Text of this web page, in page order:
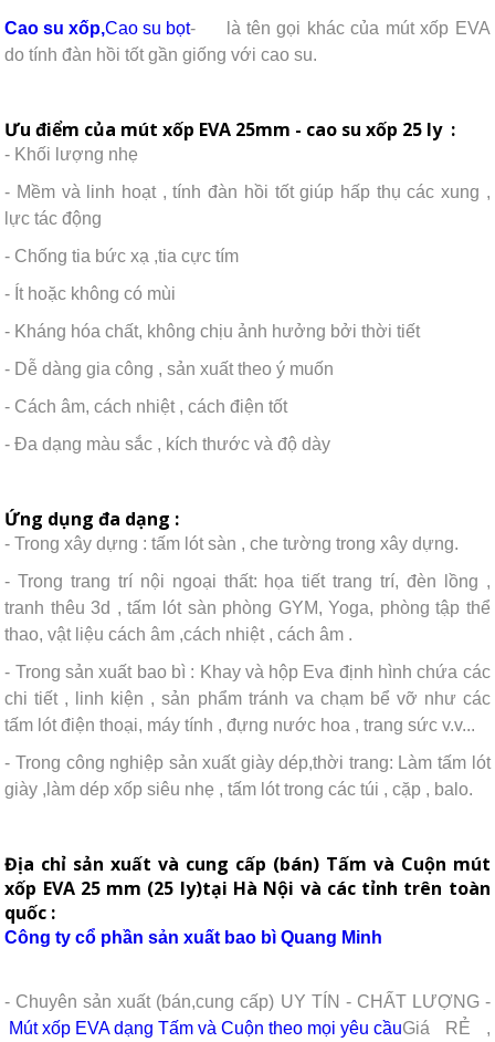
-
Cao su xốp,Cao su bọt
là tên gọi khác của mút xốp EVA
do tính đàn hồi tốt gần giống với cao su.
Ưu điểm của mút xốp EVA 25mm - cao su xốp 25 ly :
- Khối lượng nhẹ
- Mềm và linh hoạt , tính đàn hồi tốt giúp hấp thụ các xung ,
lực tác động
- Chống tia bức xạ ,tia cực tím
- Ít hoặc không có mùi
- Kháng hóa chất, không chịu ảnh hưởng bởi thời tiết
- Dễ dàng gia công , sản xuất theo ý muốn
- Cách âm, cách nhiệt , cách điện tốt
- Đa dạng màu sắc , kích thước và độ dày
Ứng dụng đa dạng :
- Trong xây dựng : tấm lót sàn , che tường trong xây dựng.
- Trong trang trí nội ngoại thất: họa tiết trang trí, đèn lồng ,
tranh thêu 3d , tấm lót sàn phòng GYM, Yoga, phòng tập thể
thao, vật liệu cách âm ,cách nhiệt , cách âm .
- Trong sản xuất bao bì : Khay và hộp Eva định hình chứa các
chi tiết , linh kiện , sản phẩm tránh va chạm bể vỡ như các
tấm lót điện thoại, máy tính , đựng nước hoa , trang sức v.v...
- Trong công nghiệp sản xuất giày dép,thời trang: Làm tấm lót
giày ,làm dép xốp siêu nhẹ , tấm lót trong các túi , cặp , balo.
Địa chỉ sản xuất và cung cấp (bán) Tấm và Cuộn mút
xốp EVA 25 mm (25 ly)tại Hà Nội và các tỉnh trên toàn
quốc :
Công ty cổ phần sản xuất bao bì Quang Minh
- Chuyên sản xuất (bán,cung cấp)
Mút xốp EVA dạng Tấm và Cuộn theo mọi yêu cầu
UY TÍN - CHẤT LƯỢNG -
Giá RẺ ,